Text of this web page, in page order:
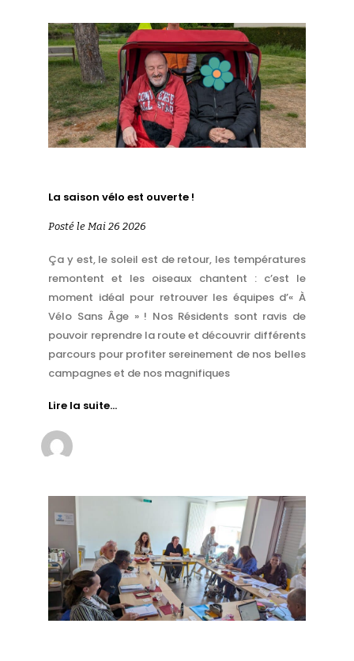
La saison vélo est ouverte !
Posté le Mai 26 2026
Ça y est, le soleil est de retour, les températures
remontent et les oiseaux chantent : c’est le
moment idéal pour retrouver les équipes d’« À
Vélo Sans Âge » ! Nos Résidents sont ravis de
pouvoir reprendre la route et découvrir différents
parcours pour profiter sereinement de nos belles
campagnes et de nos magnifiques
Lire la suite…